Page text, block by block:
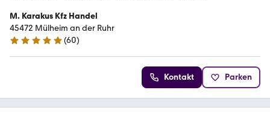
M. Karakus Kfz Handel
45472 Mülheim an der Ruhr
4.9 Sterne
(60)
Kontakt Parken